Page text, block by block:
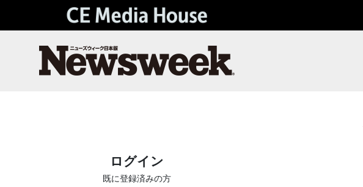
ログイン
既に登録済みの方